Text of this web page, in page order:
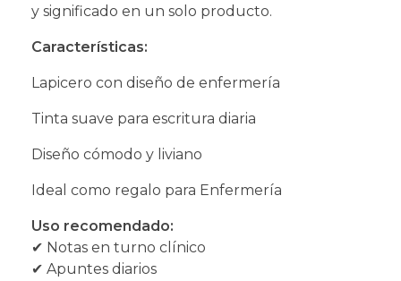
y significado en un solo producto.
Características:
Lapicero con diseño de enfermería
Tinta suave para escritura diaria
Diseño cómodo y liviano
Ideal como regalo para Enfermería
Uso recomendado:
✔ Notas en turno clínico
✔ Apuntes diarios